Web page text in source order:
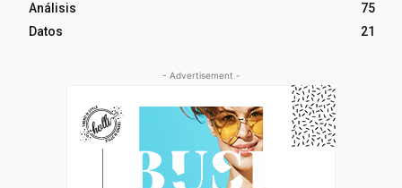
Análisis
75
Datos
21
- Advertisement -